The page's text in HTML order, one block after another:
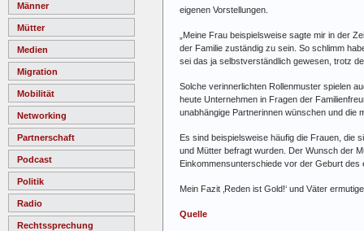
Männer
Mütter
Medien
Migration
Mobilität
Networking
Partnerschaft
Podcast
Politik
Radio
Rechtssprechung
eigenen Vorstellungen.
„Meine Frau beispielsweise sagte mir in der
der Familie zuständig zu sein. So schlimm
sei das ja selbstverständlich gewesen, trotz
Solche verinnerlichten Rollenmuster spielen
heute Unternehmen in Fragen der
unabhängige Partnerinnen wünschen und die
Es sind beispielsweise häufig die Frauen, die
und Mütter befragt wurden. Der Wunsch der
Einkommensunterschiede vor der Geburt
Mein Fazit ‚Reden ist Gold!‘ und Väter
Quelle